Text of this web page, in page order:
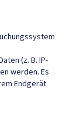
(z. B. IP-
werden. Es
Endgerät